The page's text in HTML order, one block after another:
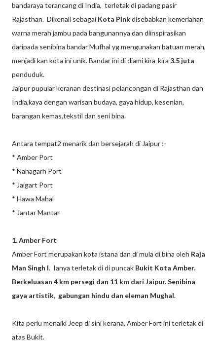
bandaraya terancang di India, terletak di padang pasir
Rajasthan. Dikenali sebagai Kota Pinkdisebabkan kemeriahan
warna merah jambu pada bangunannya dan diinspirasikan
daripada senibina bandar Mufhal yg mengunakan batuan merah,
menjadi kan kota ini unik. Bandar ini di diami kira-kira 3.5 juta
penduduk.
Jaipur pupular keranan destinasi pelancongan di Rajasthan dan
India,kaya dengan warisan budaya, gaya hidup, kesenian,
barangan kemas,tekstil dan seni bina.
Antara tempat2 menarik dan bersejarah di Jaipur :-
* Amber Port
* Nahagarh Port
* Jaigart Port
* Hawa Mahal
* Jantar Mantar
1. Amber Fort
Amber Fort merupakan kota istana dan di mula di bina oleh Raja
Man Singh I. Ianya terletak di di puncak Bukit Kota Amber.
Berkeluasan 4 km persegi dan 11 km dari Jaipur. Senibina
gaya artistik, gabungan hindu dan eleman Mughal.
Kita perlu menaiki Jeep di sini kerana, Amber Fort ini terletak di
atas Bukit.